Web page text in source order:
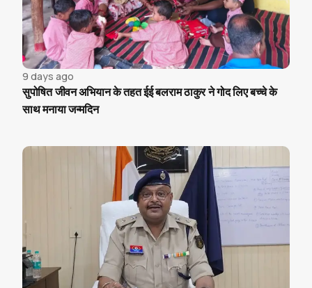
9 days ago
सुपोषित जीवन अभियान के तहत ईई बलराम ठाकुर ने गोद लिए बच्चे के
साथ मनाया जन्मदिन